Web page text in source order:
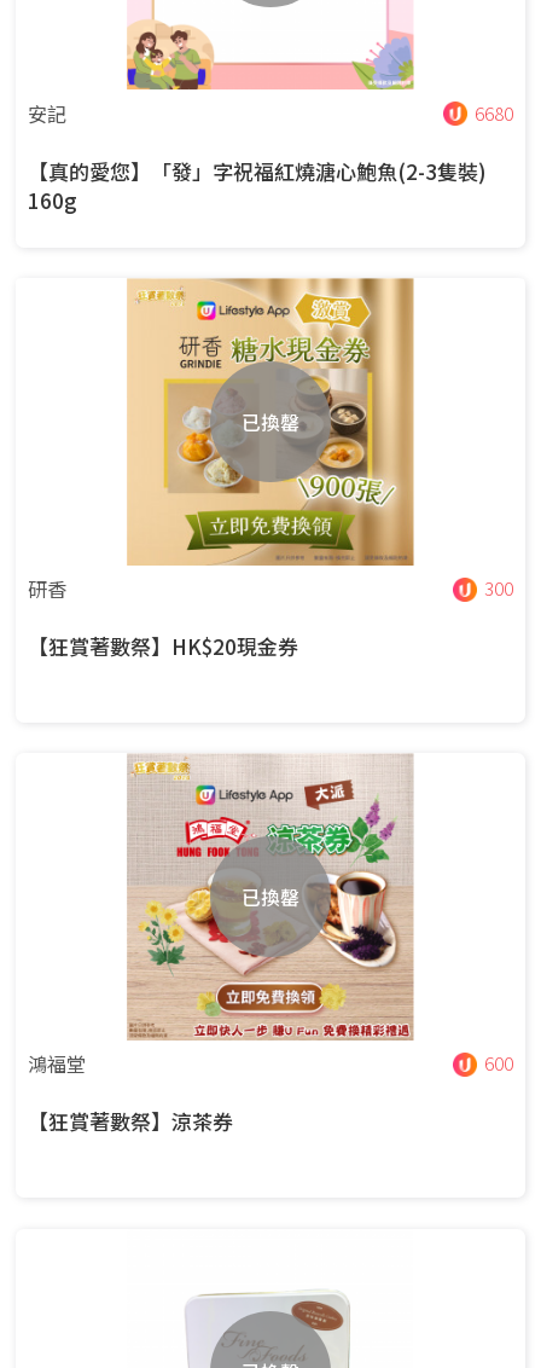
安記 6680
【真的愛您】「發」字祝福紅燒溏心鮑魚(2-3隻裝)
160g
已換罄
研香 300
【狂賞著數祭】HK$20現金券
已換罄
鴻福堂 600
【狂賞著數祭】涼茶券